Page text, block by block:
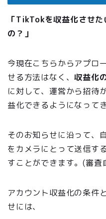
「TikTokを収益化させ
の？」
今現在こちらからアプロ
せる方法はなく、収益化
に対して、運営から招待
益化できるようになって
そのお知らせに沿って、
をカメラにとって送信す
すことができます。(審
アカウント収益化の条件
せには、